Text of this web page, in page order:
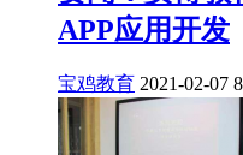
APP应用开发
宝鸡教育 2021-02-07